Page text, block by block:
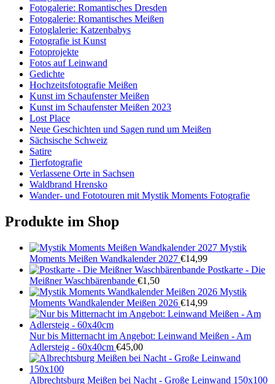
Fotogalerie: Romantisches Dresden
Fotogalerie: Romantisches Meißen
Fotoglalerie: Katzenbabys
Fotografie ist Kunst
Fotoprojekte
Fotos auf Leinwand
Gedichte
Hochzeitsfotografie Meißen
Kunst im Schaufenster Meißen
Kunst im Schaufenster Meißen 2023
Lost Place
Neue Geschichten und Sagen rund um Meißen
Sächsische Schweiz
Satire
Tierfotografie
Verlassene Orte in Sachsen
Waldbrand Hrensko
Wander- und Fototouren mit Mystik Moments Fotografie
Produkte im Shop
Mystik
Moments Meißen Wandkalender 2027 €14,99
Postkarte - Die
Meißner Waschbärenbande €1,50
Mystik
Moments Wandkalender Meißen 2026 €14,99
Nur bis Mitternacht im Angebot: Leinwand Meißen - Am
Adlersteig - 60x40cm €45,00
Albrechtsburg Meißen bei Nacht - Große Leinwand 150x100